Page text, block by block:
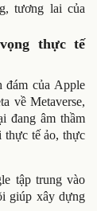
tương lai của
thực tế
đám của Apple
về Metaverse,
đang âm thầm
thực tế ảo, thực
tập trung vào
giúp xây dựng